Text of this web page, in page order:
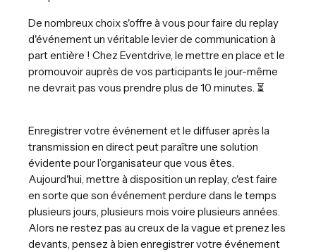
De nombreux choix s'offre à vous pour faire du replay
d'événement un véritable levier de communication à
part entière ! Chez Eventdrive, le mettre en place et le
promouvoir auprès de vos participants le jour-même
ne devrait pas vous prendre plus de 10 minutes. ⏳
Enregistrer votre événement et le diffuser après la
transmission en direct peut paraître une solution
évidente pour l’organisateur que vous êtes.
Aujourd'hui, mettre à disposition un replay, c'est faire
en sorte que son événement perdure dans le temps
plusieurs jours, plusieurs mois voire plusieurs années.
Alors ne restez pas au creux de la vague et prenez les
devants, pensez à bien enregistrer votre événement